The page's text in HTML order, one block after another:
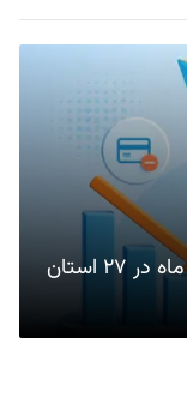
گزارش شاپرک: تعداد تراکنش‌های تیر ماه در ۲۷ استان‌